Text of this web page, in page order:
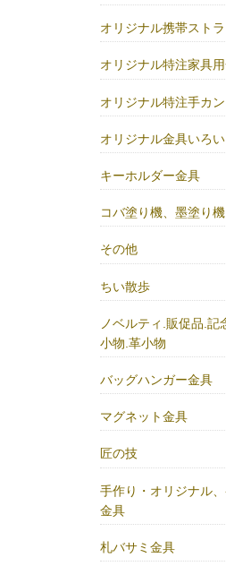
オリジナル携帯スト
オリジナル特注家具
オリジナル特注手カン
オリジナル金具いろい
キーホルダー金具
コバ塗り機、墨塗り機
その他
ちい散歩
ノベルティ.販促品.記
小物.革小物
バッグハンガー金具
マグネット金具
匠の技
手作り・オリジナル
金具
札バサミ金具